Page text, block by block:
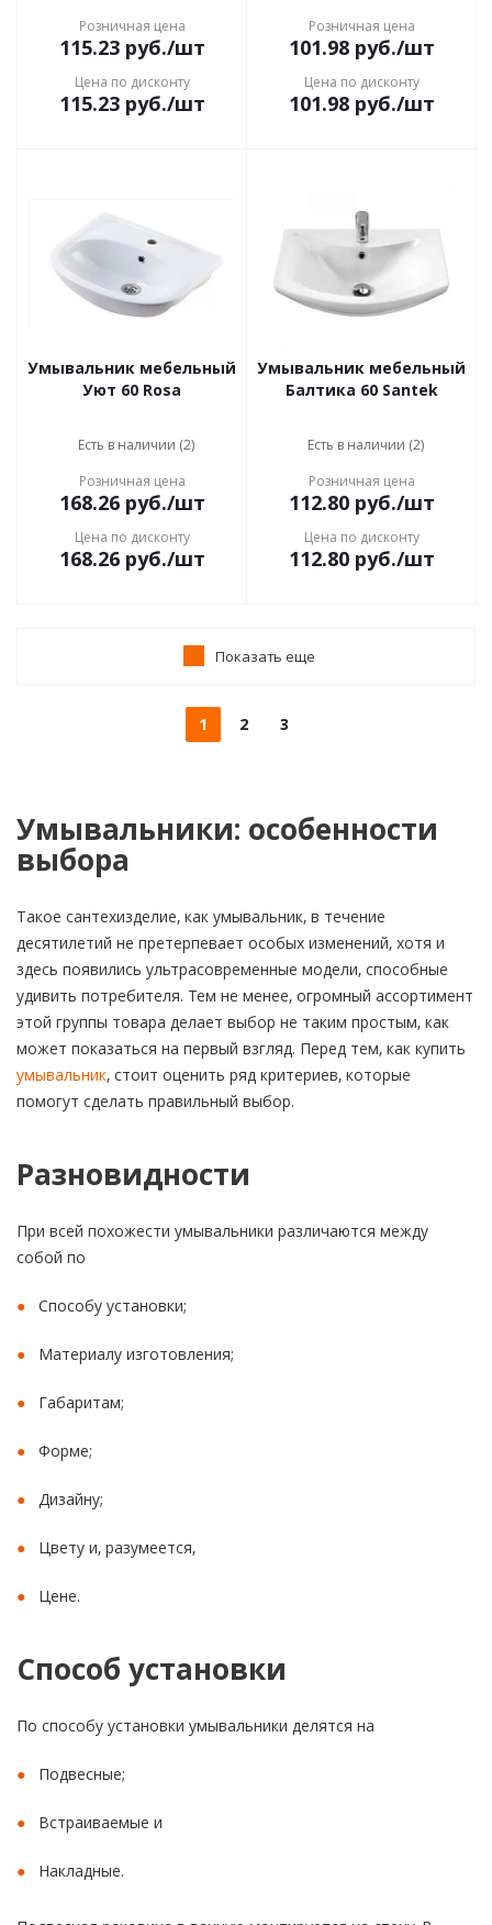
Розничная цена
115.23руб./шт
Цена по дисконту
115.23руб./шт
Розничная цена
101.98руб./шт
Цена по дисконту
101.98руб./шт
Умывальник мебельный
Уют 60 Rosa
Есть в наличии (2)
Розничная цена
168.26руб./шт
Цена по дисконту
168.26руб./шт
Умывальник мебельный
Балтика 60 Santek
Есть в наличии (2)
Розничная цена
112.80руб./шт
Цена по дисконту
112.80руб./шт
Показать еще
1 2 3
Умывальники: особенности
выбора
Такое сантехизделие, как умывальник, в течение
десятилетий не претерпевает особых изменений, хотя и
здесь появились ультрасовременные модели, способные
удивить потребителя. Тем не менее, огромный ассортимент
этой группы товара делает выбор не таким простым, как
может показаться на первый взгляд. Перед тем, как купить
умывальник, стоит оценить ряд критериев, которые
помогут сделать правильный выбор.
Разновидности
При всей похожести умывальники различаются между
собой по
Способу установки;
Материалу изготовления;
Габаритам;
Форме;
Дизайну;
Цвету и, разумеется,
Цене.
Способ установки
По способу установки умывальники делятся на
Подвесные;
Встраиваемые и
Накладные.